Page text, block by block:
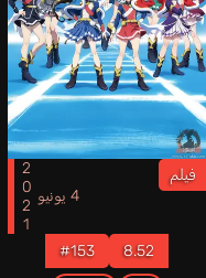
فيلم
4 يونيو
2021
8.52
#153